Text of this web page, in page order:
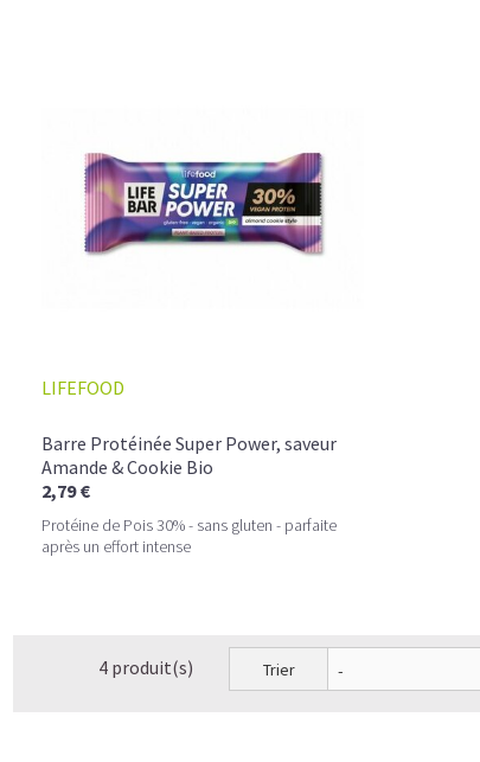
LIFEFOOD
Barre Protéinée Super Power, saveur
Amande & Cookie Bio
2,79 €
Protéine de Pois 30% - sans gluten - parfaite
après un effort intense
4 produit(s) Trier